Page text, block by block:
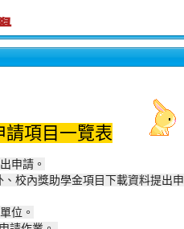
系碩士班
請項目一覽表
申請。
校內獎助學金項目下載資料提出申
位。